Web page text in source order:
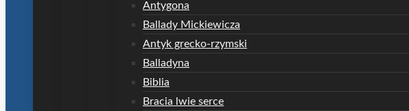
Antygona
Ballady Mickiewicza
Antyk grecko-rzymski
Balladyna
Biblia
Bracia lwie serce